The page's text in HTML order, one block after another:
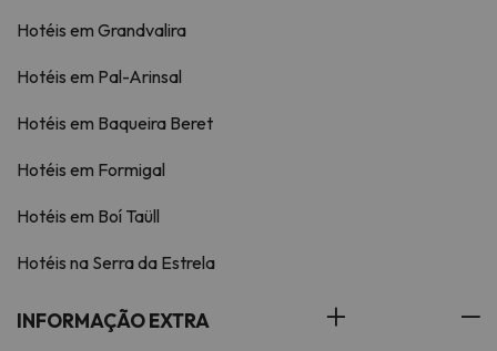
Hotéis em Grandvalira
Hotéis em Pal-Arinsal
Hotéis em Baqueira Beret
Hotéis em Formigal
Hotéis em Boí Taüll
Hotéis na Serra da Estrela
INFORMAÇÃO EXTRA